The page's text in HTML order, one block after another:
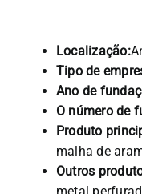
Localização:
Tipo de
Ano de
O número de
Produto
malha de
Outros
metal